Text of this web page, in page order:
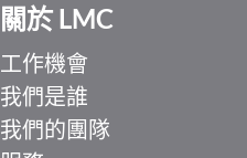
關於 LMC
工作機會
我們是誰
我們的團隊